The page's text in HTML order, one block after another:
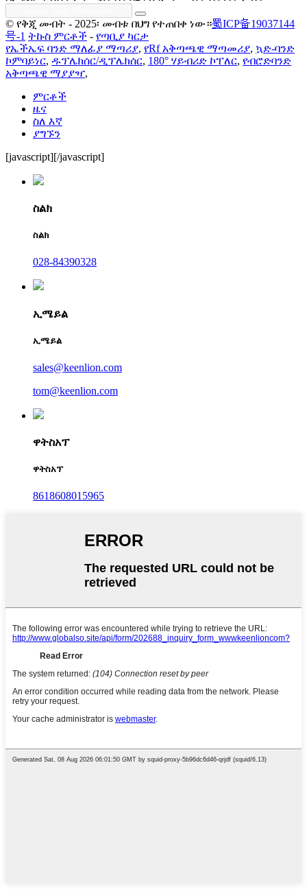
© የቅጂ መብት - 2025፡ መብቱ በህግ የተጠበቀ ነው።蜀ICP备19037144
号-1 ትኩስ ምርቶች - የጣቢያ ካርታ
የኤችኤፍ ባንድ ማለፊያ ማጣሪያ, የRf አቅጣጫዊ ማጣመሪያ, ኳድ-ባንድ
ኮምባይነር, ዱፕሌክሰር/ዲፕሌክሰር, 180° ሃይብሪድ ኮፐለር, የብሮድባንድ
አቅጣጫዊ ማያያዣ,
ምርቶች
ዜና
ስለ እኛ
ያግኙን
[javascript][/javascript]
ስልክ
ስልክ
028-84390328
ኢሜይል
ኢሜይል
sales@keenlion.com
tom@keenlion.com
ዋትስአፕ
ዋትስአፕ
8618608015965